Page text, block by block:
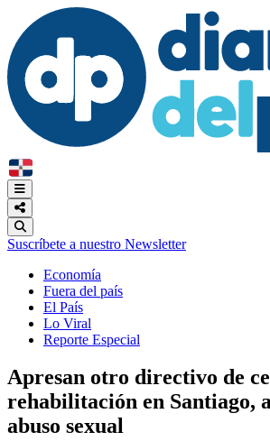
Suscríbete a nuestro Newsletter
Economía
Fuera del país
El País
Lo Viral
Reporte Especial
Apresan otro directivo de
rehabilitación en Santiago,
abuso sexual